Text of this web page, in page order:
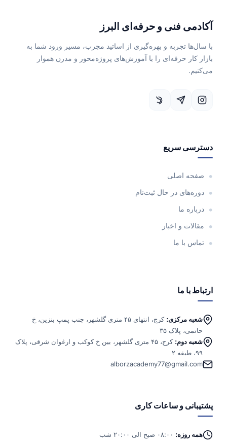
آکادمی فنی و حرفه‌ای البرز
با سال‌ها تجربه و بهره‌گیری از اساتید مجرب، مسیر ورود شما به
بازار کار حرفه‌ای را با آموزش‌های پروژه‌محور و مدرن هموار
می‌کنیم.
دسترسی سریع
صفحه اصلی
دوره‌های در حال ثبت‌نام
درباره ما
مقالات و اخبار
تماس با ما
ارتباط با ما
شعبه مرکزی:
کرج، انتهای ۴۵ متری گلشهر، جنب پمپ بنزین، خ
حاتمی، پلاک ۳۵
شعبه دوم:
کرج، ۴۵ متری گلشهر، بین خ کوکب و ارغوان شرقی، پلاک
۹۹، طبقه ۲
alborzacademy77@gmail.com
پشتیبانی و ساعات کاری
همه روزه: